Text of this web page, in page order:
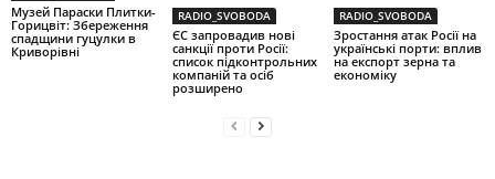
Музей Параски Плитки-
Горицвіт: Збереження
спадщини гуцулки в
Криворівні
RADIO_SVOBODA
ЄС запровадив нові
санкції проти Росії:
список підконтрольних
компаній та осіб
розширено
RADIO_SVOBODA
Зростання атак Росії на
українські порти: вплив
на експорт зерна та
економіку